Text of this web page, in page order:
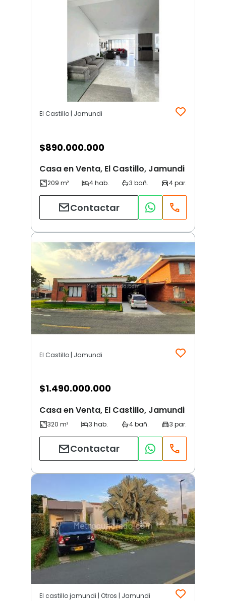
El Castillo | Jamundi
$890.000.000
Casa en Venta, El Castillo, Jamundi
Contactar
El Castillo | Jamundi
$1.490.000.000
Casa en Venta, El Castillo, Jamundi
Contactar
El castillo jamundi | Otros | Jamundi